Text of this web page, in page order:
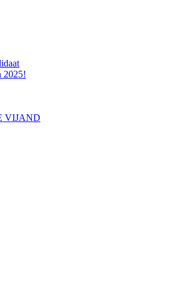
2025!
VIJAND